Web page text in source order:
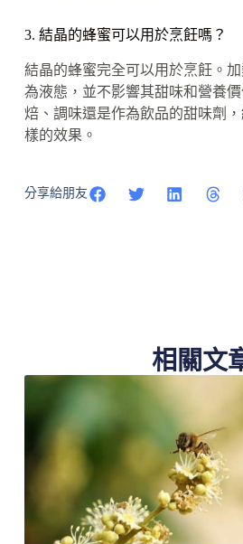
3. 結晶的蜂蜜可以用於烹飪嗎？
結晶的蜂蜜完全可以用於烹飪。
為液態，並不影響其甜味和營養
焙、調味還是作為飲品的甜味劑
樣的效果。
分享給朋友
相關文